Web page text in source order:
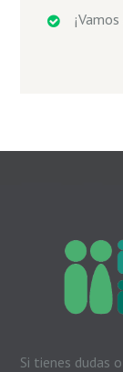
Si tienes dudas